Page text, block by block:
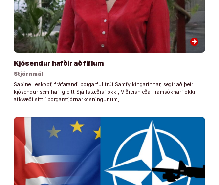
arrow_forward
Kjósendur hafðir að fíflum
Stjórnmál
Sabine Leskopf, fráfarandi borgarfulltrúi Samfylkingarinnar, segir að þeir
kjósendur sem hafi greitt Sjálfstæðisflokki, Viðreisn eða Framsóknarflokki
atkvæði sitt í borgarstjórnarkosningunum, …